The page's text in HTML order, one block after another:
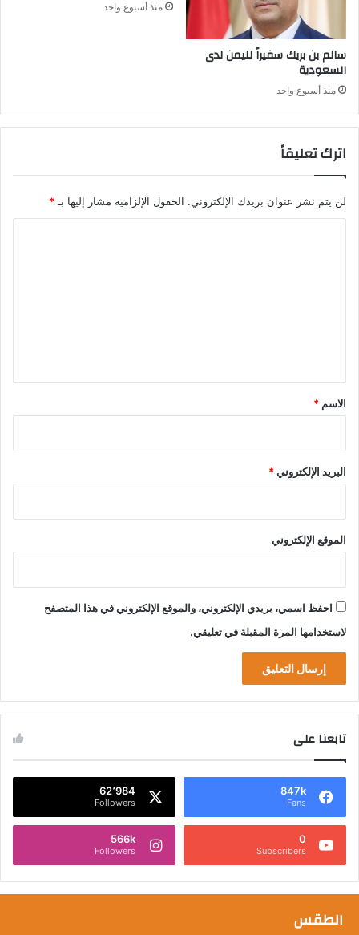
سالم بن بريك سفيراً لليمن لدى
السعودية
منذ أسبوع واحد
منذ أسبوع واحد
اترك تعليقاً
لن يتم نشر عنوان بريدك الإلكتروني. الحقول الإلزامية مشار إليها بـ *
*
الاسم *
البريد الإلكتروني*
الموقع الإلكتروني
احفظ اسمي، بريدي الإلكتروني، والموقع الإلكتروني في هذا المتصفح
لاستخدامها المرة المقبلة في تعليقي.
تابعنا على
847k
Fans
62٬984
Followers
0
Subscribers
566k
Followers
الطقس